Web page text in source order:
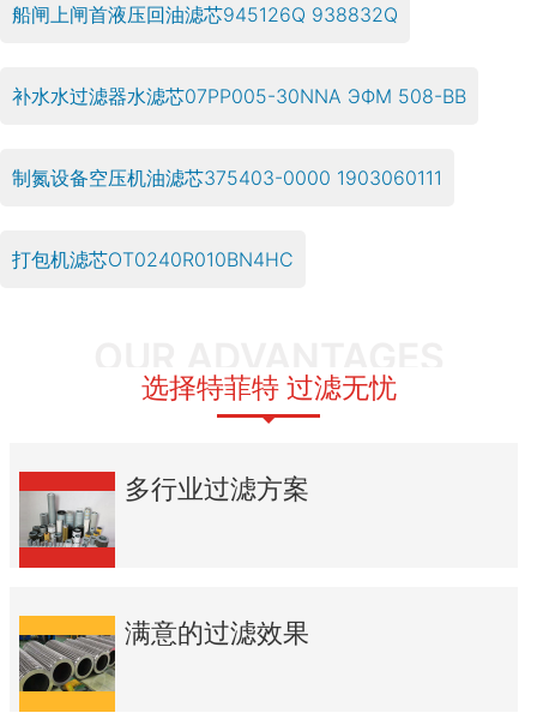
船闸上闸首液压回油滤芯945126Q 938832Q
补水水过滤器水滤芯07PP005-30NNA ЭФМ 508-ВВ
制氮设备空压机油滤芯375403-0000 1903060111
打包机滤芯OT0240R010BN4HC
选择特菲特 过滤无忧
多行业过滤方案
满意的过滤效果